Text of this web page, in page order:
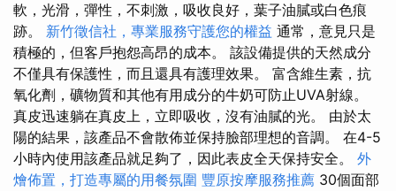
軟，光滑，彈性，不刺激，吸收良好，葉子油膩或白色痕
跡。 新竹徵信社，專業服務守護您的權益 通常，意見只是
積極的，但客戶抱怨高昂的成本。 該設備提供的天然成分
不僅具有保護性，而且還具有護理效果。 富含維生素，抗
氧化劑，礦物質和其他有用成分的牛奶可防止UVA射線。
真皮迅速躺在真皮上，立即吸收，沒有油膩的光。 由於太
陽的結果，該產品不會散佈並保持臉部理想的音調。 在4-5
小時內使用該產品就足夠了，因此表皮全天保持安全。 外
燴佈置，打造專屬的用餐氛圍 豐原按摩服務推薦 30個面部